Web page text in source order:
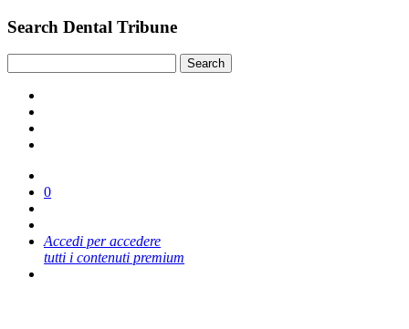
Search Dental Tribune
0
Accedi per accedere
tutti i contenuti premium